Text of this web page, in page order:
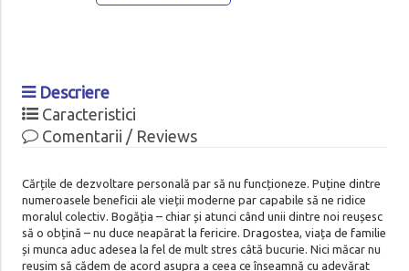
Descriere
Caracteristici
Comentarii / Reviews
Cărțile de dezvoltare personală par să nu funcționeze. Puține dintre
numeroasele beneficii ale vieții moderne par capabile să ne ridice
moralul colectiv. Bogăția – chiar și atunci când unii dintre noi reușesc
să o obțină – nu duce neapărat la fericire. Dragostea, viața de familie
și munca aduc adesea la fel de mult stres câtă bucurie. Nici măcar nu
reușim să cădem de acord asupra a ceea ce înseamnă cu adevărat